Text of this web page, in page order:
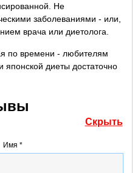
Не
заболеваниями - или,
врача или диетолога.
по времени - любителям
японской диеты достаточно
Скрыть
Имя *